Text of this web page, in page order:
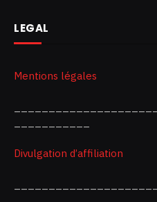
LEGAL
Mentions légales
Divulgation d’affiliation